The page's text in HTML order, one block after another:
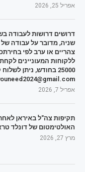
אפריל 25, 2026
שניה, מדובר על עבודה
צהריים או ערב לפי
25000 בחודש, ניתן
אפריל 7, 2026
תקיפות צה"ל באיראן
האולטימטום של דונלד
מרץ 27, 2026